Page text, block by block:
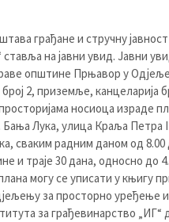
грађане и стручну
на јавни увид. Јавни
општине Прњавор у
2, приземље, канцеларија
носиоца израде
Бања Лука, улица Краља Петра I
сваким радним даном од 8.00
и траје 30 дана, односно до
могу се уписати у књигу
за просторно уређење
за грађевинарство „ИГ“